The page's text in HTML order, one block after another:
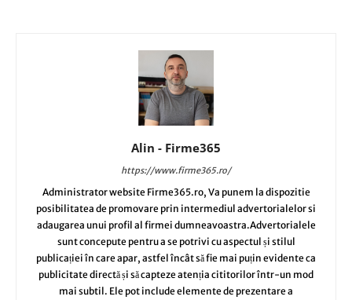
Alin - Firme365
https://www.firme365.ro/
Administrator website Firme365.ro, Va punem la dispozitie
posibilitatea de promovare prin intermediul advertorialelor si
adaugarea unui profil al firmei dumneavoastra.Advertorialele
sunt concepute pentru a se potrivi cu aspectul și stilul
publicației în care apar, astfel încât să fie mai puțin evidente ca
publicitate directă și să capteze atenția cititorilor într-un mod
mai subtil. Ele pot include elemente de prezentare a